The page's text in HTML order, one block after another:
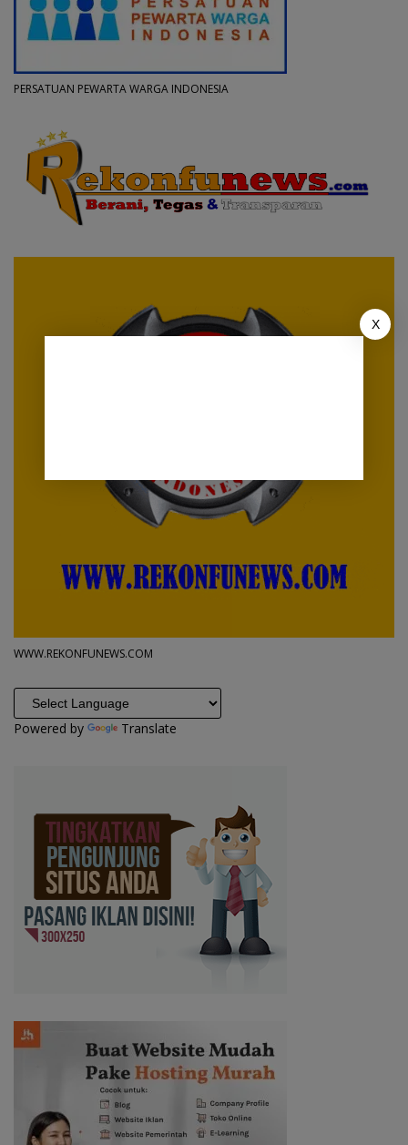
PERSATUAN PEWARTA WARGA INDONESIA
WWW.REKONFUNEWS.COM
Powered by Translate
X